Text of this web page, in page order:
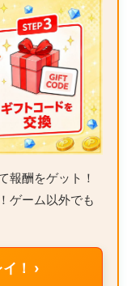
報酬をゲット！
ゲーム以外でも
！ ›